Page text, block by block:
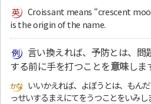
Croissant means “crescent
is the origin of the name.
言い換えれば、予防とは、問
する前に手を打つことを意味しま
いいかえれば、よぼうとは、もん
っせいするまえにてをうつことをいみし